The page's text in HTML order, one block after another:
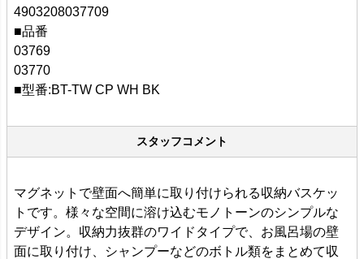
4903208037709
■品番
03769
03770
■型番:BT-TW CP WH BK
スタッフコメント
マグネットで壁面へ簡単に取り付けられる収納バスケッ
トです。様々な空間に溶け込むモノトーンのシンプルな
デザイン。収納力抜群のワイドタイプで、お風呂場の壁
面に取り付け、シャンプーなどのボトル類をまとめて収